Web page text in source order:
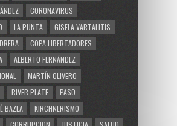
CORONAVIRUS
LA PUNTA
GISELA VARTALITIS
COPA LIBERTADORES
ALBERTO FERNÁNDEZ
MARTÍN OLIVERO
RIVER PLATE
PASO
BAZLA
KIRCHNERISMO